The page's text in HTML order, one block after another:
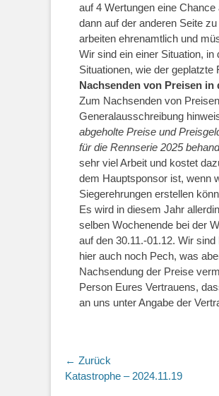
auf 4 Wertungen eine
dann auf der anderen Seite
arbeiten ehrenamtlich und
Wir sind ein einer Situation,
Situationen, wie der
Nachsenden von Preisen
Zum Nachsenden von
Generalausschreibung
abgeholte Preise und
für die Rennserie 2025
sehr viel Arbeit und kostet
dem Hauptsponsor ist, wenn
Siegerehrungen erstellen
Es wird in diesem Jahr
selben Wochenende bei der
auf den 30.11.-01.12. Wir
hier auch noch Pech, was
Nachsendung der Preise
Person Eures Vertrauens,
an uns unter Angabe der
← Zurück
Vorhergehender
Katastrophe – 2024.11.19